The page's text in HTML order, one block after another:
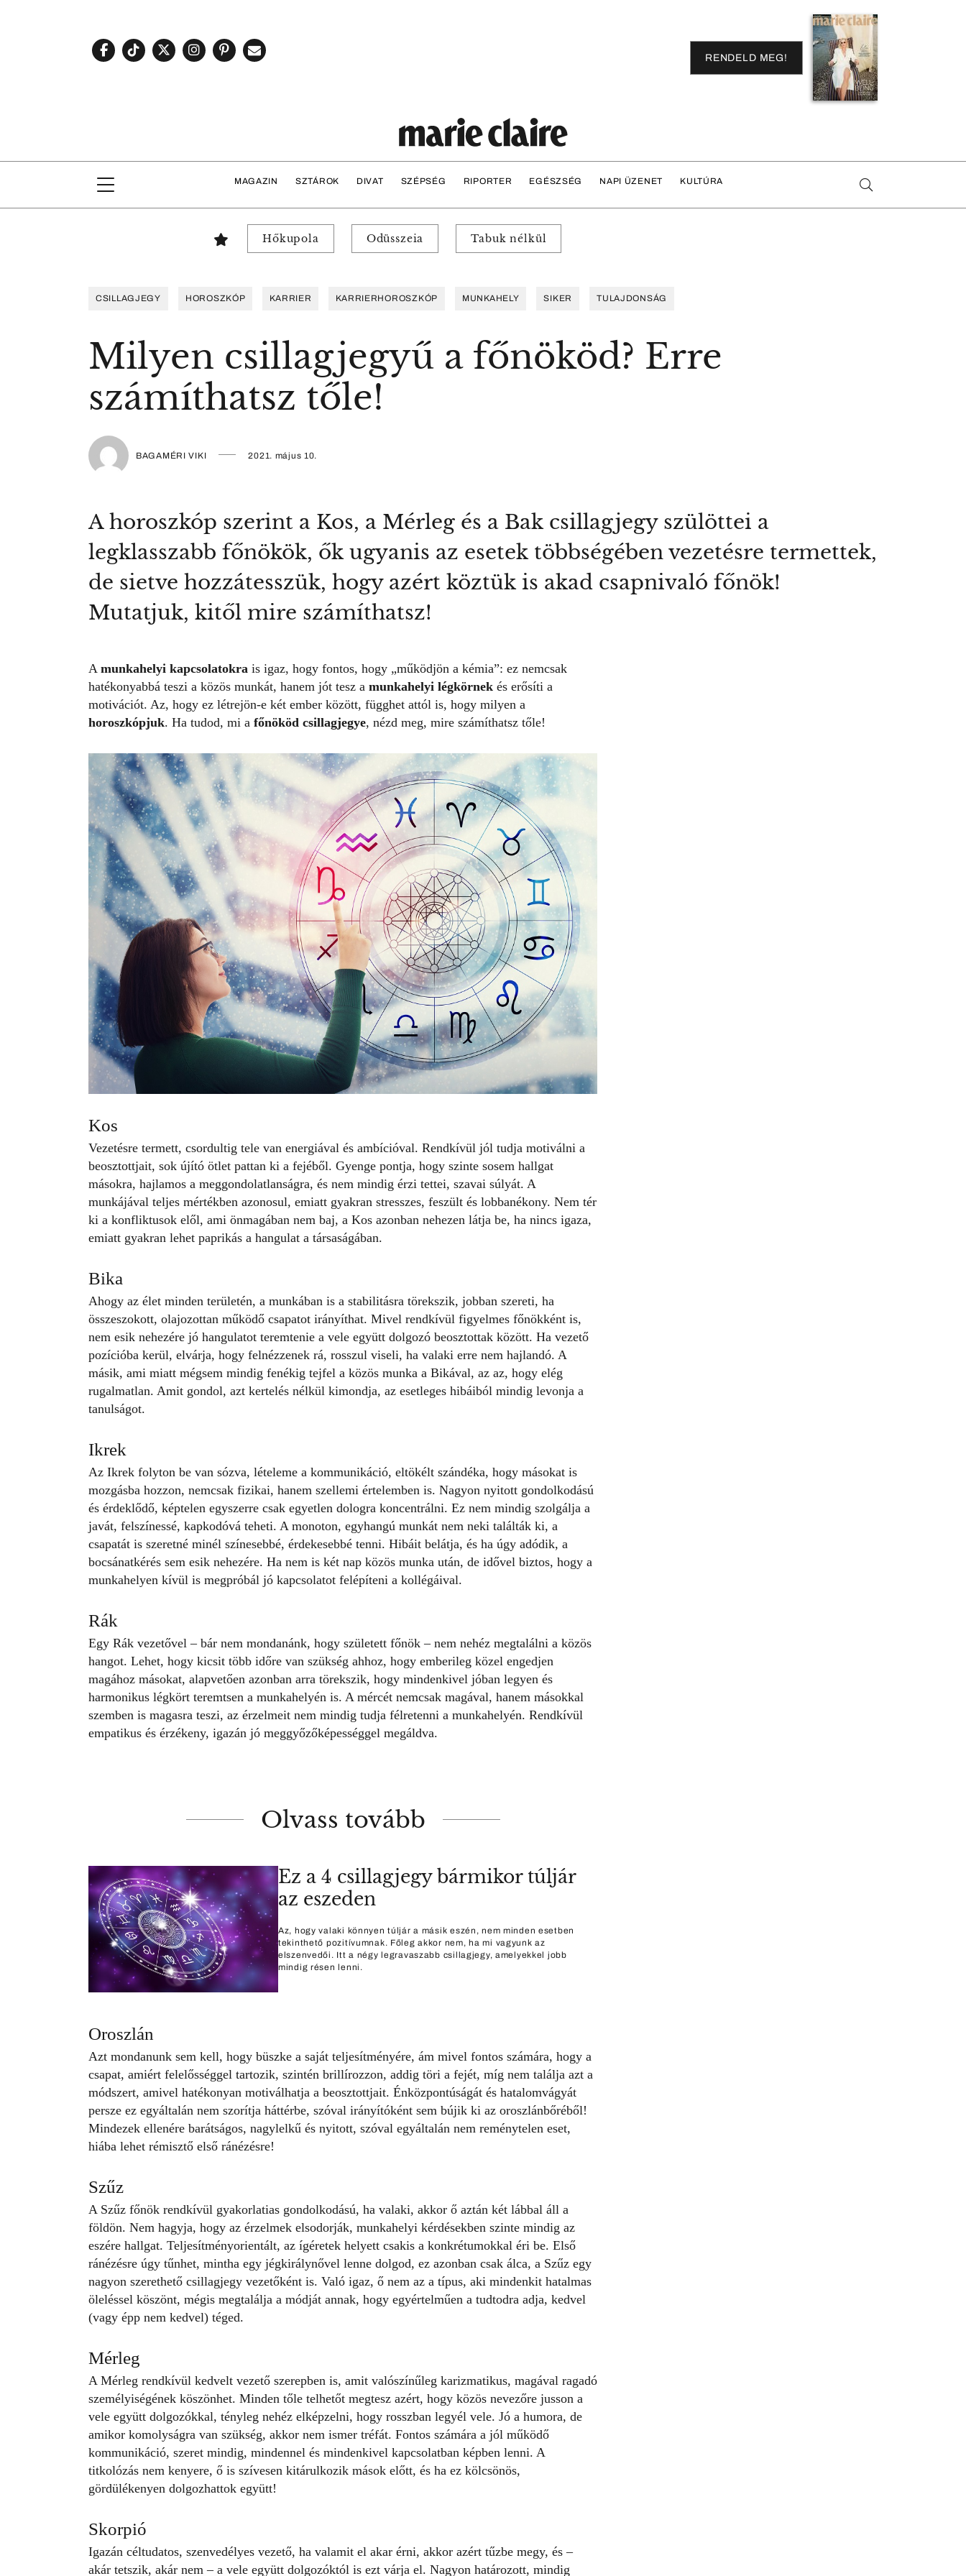
RENDELD MEG!
MAGAZIN SZTÁROK DIVAT SZÉPSÉG RIPORTER EGÉSZSÉG NAPI ÜZENET KULTÚRA
Hőkupola Odüsszeia Tabuk nélkül
CSILLAGJEGY HOROSZKÓP KARRIER KARRIERHOROSZKÓP MUNKAHELY SIKER TULAJDONSÁG
Milyen csillagjegyű a főnököd? Erre
számíthatsz tőle!
BAGAMÉRI VIKI 2021. május 10.
A horoszkóp szerint a Kos, a Mérleg és a Bak csillagjegy szülöttei a
legklasszabb főnökök, ők ugyanis az esetek többségében vezetésre termettek,
de sietve hozzátesszük, hogy azért köztük is akad csapnivaló főnök!
Mutatjuk, kitől mire számíthatsz!
A munkahelyi kapcsolatokra is igaz, hogy fontos, hogy „működjön a kémia”: ez nemcsak
hatékonyabbá teszi a közös munkát, hanem jót tesz a munkahelyi légkörnek és erősíti a
motivációt. Az, hogy ez létrejön-e két ember között, függhet attól is, hogy milyen a
horoszkópjuk. Ha tudod, mi a főnököd csillagjegye, nézd meg, mire számíthatsz tőle!
Kos
Vezetésre termett, csordultig tele van energiával és ambícióval. Rendkívül jól tudja motiválni a
beosztottjait, sok újító ötlet pattan ki a fejéből. Gyenge pontja, hogy szinte sosem hallgat
másokra, hajlamos a meggondolatlanságra, és nem mindig érzi tettei, szavai súlyát. A
munkájával teljes mértékben azonosul, emiatt gyakran stresszes, feszült és lobbanékony. Nem tér
ki a konfliktusok elől, ami önmagában nem baj, a Kos azonban nehezen látja be, ha nincs igaza,
emiatt gyakran lehet paprikás a hangulat a társaságában.
Bika
Ahogy az élet minden területén, a munkában is a stabilitásra törekszik, jobban szereti, ha
összeszokott, olajozottan működő csapatot irányíthat. Mivel rendkívül figyelmes főnökként is,
nem esik nehezére jó hangulatot teremtenie a vele együtt dolgozó beosztottak között. Ha vezető
pozícióba kerül, elvárja, hogy felnézzenek rá, rosszul viseli, ha valaki erre nem hajlandó. A
másik, ami miatt mégsem mindig fenékig tejfel a közös munka a Bikával, az az, hogy elég
rugalmatlan. Amit gondol, azt kertelés nélkül kimondja, az esetleges hibáiból mindig levonja a
tanulságot.
Ikrek
Az Ikrek folyton be van sózva, lételeme a kommunikáció, eltökélt szándéka, hogy másokat is
mozgásba hozzon, nemcsak fizikai, hanem szellemi értelemben is. Nagyon nyitott gondolkodású
és érdeklődő, képtelen egyszerre csak egyetlen dologra koncentrálni. Ez nem mindig szolgálja a
javát, felszínessé, kapkodóvá teheti. A monoton, egyhangú munkát nem neki találták ki, a
csapatát is szeretné minél színesebbé, érdekesebbé tenni. Hibáit belátja, és ha úgy adódik, a
bocsánatkérés sem esik nehezére. Ha nem is két nap közös munka után, de idővel biztos, hogy a
munkahelyen kívül is megpróbál jó kapcsolatot felépíteni a kollégáival.
Rák
Egy Rák vezetővel – bár nem mondanánk, hogy született főnök – nem nehéz megtalálni a közös
hangot. Lehet, hogy kicsit több időre van szükség ahhoz, hogy emberileg közel engedjen
magához másokat, alapvetően azonban arra törekszik, hogy mindenkivel jóban legyen és
harmonikus légkört teremtsen a munkahelyén is. A mércét nemcsak magával, hanem másokkal
szemben is magasra teszi, az érzelmeit nem mindig tudja félretenni a munkahelyén. Rendkívül
empatikus és érzékeny, igazán jó meggyőzőképességgel megáldva.
Olvass tovább
Ez a 4 csillagjegy bármikor túljár
az eszeden
Az, hogy valaki könnyen túljár a másik eszén, nem minden esetben
tekinthető pozitívumnak. Főleg akkor nem, ha mi vagyunk az
elszenvedői. Itt a négy legravaszabb csillagjegy, amelyekkel jobb
mindig résen lenni.
Oroszlán
Azt mondanunk sem kell, hogy büszke a saját teljesítményére, ám mivel fontos számára, hogy a
csapat, amiért felelősséggel tartozik, szintén brillírozzon, addig töri a fejét, míg nem találja azt a
módszert, amivel hatékonyan motiválhatja a beosztottjait. Énközpontúságát és hatalomvágyát
persze ez egyáltalán nem szorítja háttérbe, szóval irányítóként sem bújik ki az oroszlánbőréből!
Mindezek ellenére barátságos, nagylelkű és nyitott, szóval egyáltalán nem reménytelen eset,
hiába lehet rémisztő első ránézésre!
Szűz
A Szűz főnök rendkívül gyakorlatias gondolkodású, ha valaki, akkor ő aztán két lábbal áll a
földön. Nem hagyja, hogy az érzelmek elsodorják, munkahelyi kérdésekben szinte mindig az
eszére hallgat. Teljesítményorientált, az ígéretek helyett csakis a konkrétumokkal éri be. Első
ránézésre úgy tűnhet, mintha egy jégkirálynővel lenne dolgod, ez azonban csak álca, a Szűz egy
nagyon szerethető csillagjegy vezetőként is. Való igaz, ő nem az a típus, aki mindenkit hatalmas
öleléssel köszönt, mégis megtalálja a módját annak, hogy egyértelműen a tudtodra adja, kedvel
(vagy épp nem kedvel) téged.
Mérleg
A Mérleg rendkívül kedvelt vezető szerepben is, amit valószínűleg karizmatikus, magával ragadó
személyiségének köszönhet. Minden tőle telhetőt megtesz azért, hogy közös nevezőre jusson a
vele együtt dolgozókkal, tényleg nehéz elképzelni, hogy rosszban legyél vele. Jó a humora, de
amikor komolyságra van szükség, akkor nem ismer tréfát. Fontos számára a jól működő
kommunikáció, szeret mindig, mindennel és mindenkivel kapcsolatban képben lenni. A
titkolózás nem kenyere, ő is szívesen kitárulkozik mások előtt, és ha ez kölcsönös,
gördülékenyen dolgozhattok együtt!
Skorpió
Igazán céltudatos, szenvedélyes vezető, ha valamit el akar érni, akkor azért tűzbe megy, és –
akár tetszik, akár nem – a vele együtt dolgozóktól is ezt várja el. Nagyon határozott, mindig